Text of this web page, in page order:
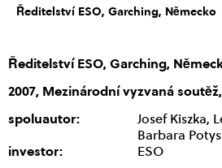
Ředitelství ESO, Garching, Německo
Ředitelství ESO, Garching,
2007, Mezinárodní vyzvaná
spoluautor:
Josef Kiszka,
Barbara
investor:
ESO